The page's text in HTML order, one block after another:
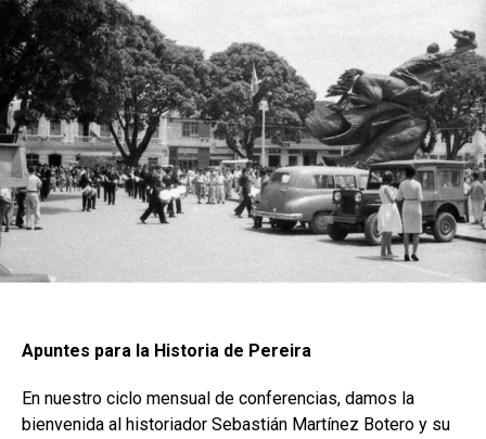
Apuntes para la Historia de Pereira
En nuestro ciclo mensual de conferencias, damos la
bienvenida al historiador Sebastián Martínez Botero y su